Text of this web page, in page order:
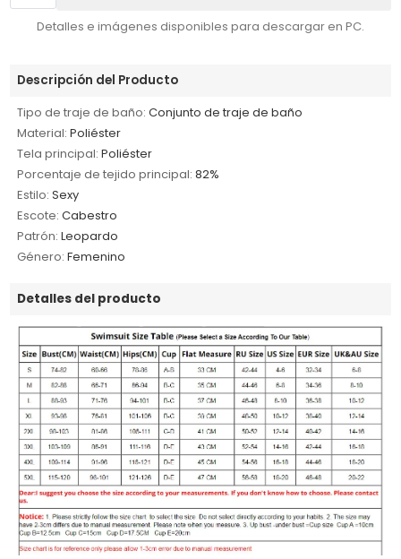
Detalles e imágenes disponibles para descargar en PC.
Descripción del Producto
Tipo de traje de baño: Conjunto de traje de baño
Material: Poliéster
Tela principal: Poliéster
Porcentaje de tejido principal: 82%
Estilo: Sexy
Escote: Cabestro
Patrón: Leopardo
Género: Femenino
Detalles del producto